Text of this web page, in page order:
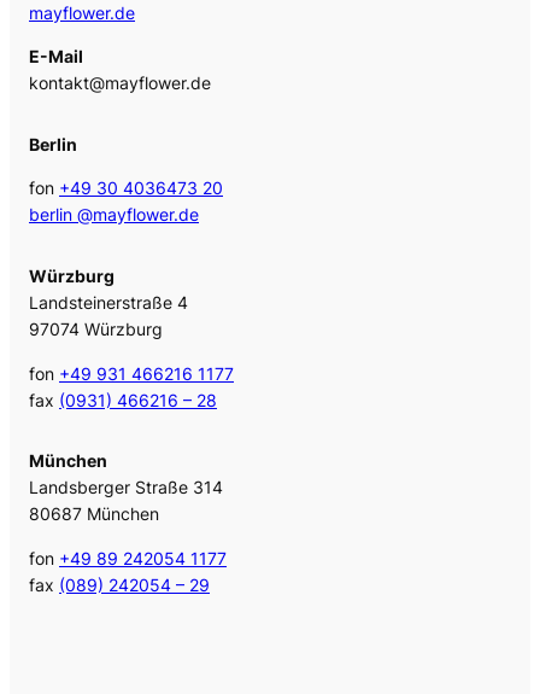
mayflower.de
E-Mail
kontakt@mayflower.de
Berlin
fon +49 30 4036473 20
berlin @mayflower.de
Würzburg
Landsteinerstraße 4
97074 Würzburg
fon +49 931 466216 1177
fax (0931) 466216 – 28
München
Landsberger Straße 314
80687 München
fon +49 89 242054 1177
fax (089) 242054 – 29